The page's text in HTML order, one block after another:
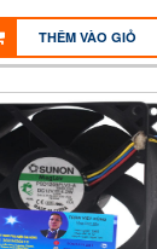
THÊM VÀO GIỎ